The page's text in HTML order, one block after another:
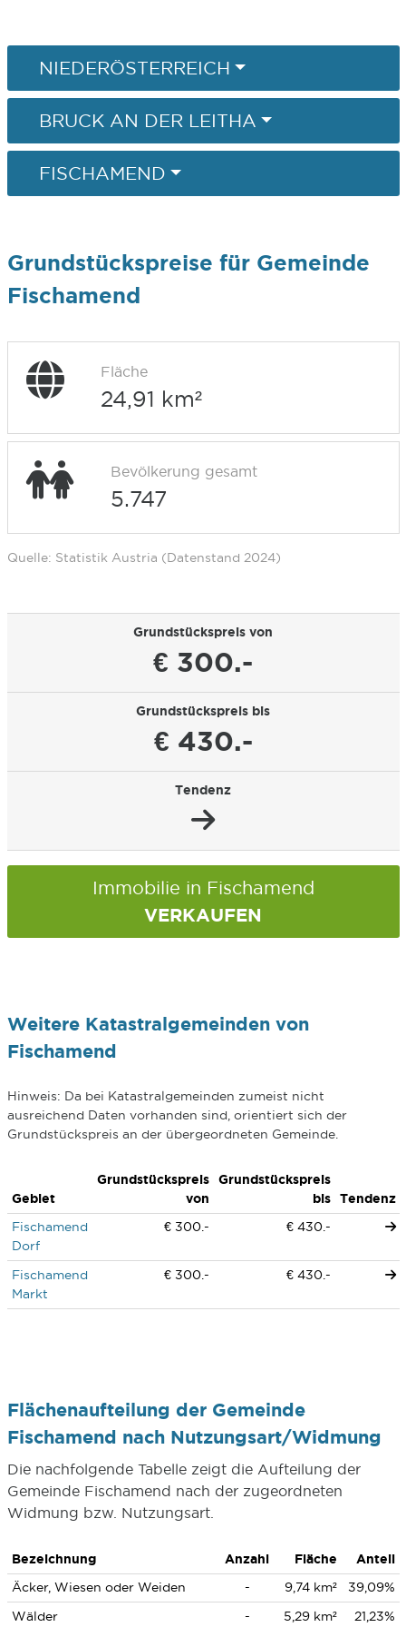
NIEDERÖSTERREICH
BRUCK AN DER LEITHA
FISCHAMEND
Grundstückspreise für Gemeinde
Fischamend
Fläche
24,91 km²
Bevölkerung gesamt
5.747
Quelle: Statistik Austria (Datenstand 2024)
Grundstückspreis von
€ 300.-
Grundstückspreis bis
€ 430.-
Tendenz
Immobilie in Fischamend
VERKAUFEN
Weitere Katastralgemeinden von
Fischamend
Hinweis: Da bei Katastralgemeinden zumeist nicht
ausreichend Daten vorhanden sind, orientiert sich der
Grundstückspreis an der übergeordneten Gemeinde.
Gebiet
Grundstückspreis
von
Grundstückspreis
bis
Tendenz
Fischamend
Dorf
€ 300.- € 430.-
Fischamend
Markt
€ 300.- € 430.-
Flächenaufteilung der Gemeinde
Fischamend nach Nutzungsart/Widmung
Die nachfolgende Tabelle zeigt die Aufteilung der
Gemeinde Fischamend nach der zugeordneten
Widmung bzw. Nutzungsart.
Bezeichnung Anzahl Fläche
Anteil
Äcker, Wiesen oder Weiden
- 9,74 km²
39,09%
Wälder
- 5,29 km² 21,23%